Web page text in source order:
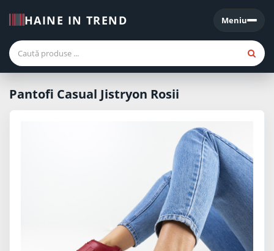
HAINE IN TREND Meniu
Meniu
Pantofi Casual Jistryon Rosii